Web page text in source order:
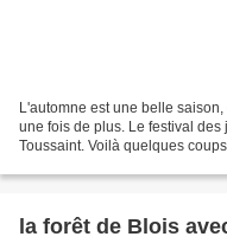
L'automne est une belle
une fois de plus. Le festival
Toussaint. Voilà quelques
la forêt de Blois